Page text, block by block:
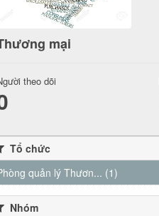
mại
theo dõi
Tổ chức
quản lý Thươn... (1)
Nhóm